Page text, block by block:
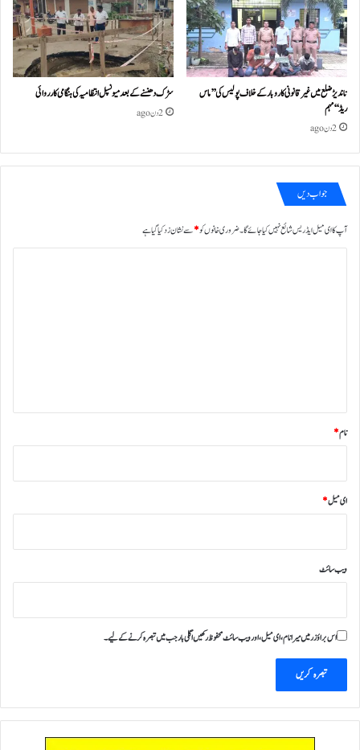
ناندیڑ ضلع میں غیر قانونی کاروبار کے خلاف پولیس کی ’’ماس
ریڈ‘‘ مہم
2 دن ago
سڑک دھنسنے کے بعد میونسپل انتظامیہ کی ہنگامی کارروائی
2 دن ago
جواب دیں
آپ کا ای میل ایڈریس شائع نہیں کیا جائے گا۔ضروری خانوں کو*سے نشان زد کیا گیا ہے
نام*
ای میل*
ویب‌ سائٹ
اس براؤزر میں میرا نام، ای میل، اور ویب سائٹ محفوظ رکھیں اگلی بار جب میں تبصرہ کرنے کےلیے۔